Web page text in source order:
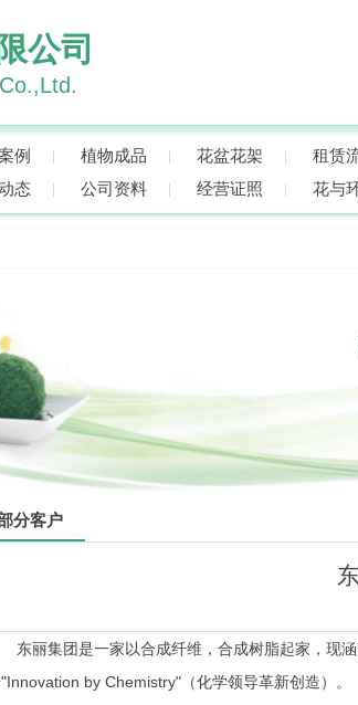
公司
例 植物成品 花盆花架 租赁
态 公司资料 经营证照 花与
分客户
东丽集团是一家以合成纤维，合成树脂起家，现
by Chemistry"（化学领导革新创造）。